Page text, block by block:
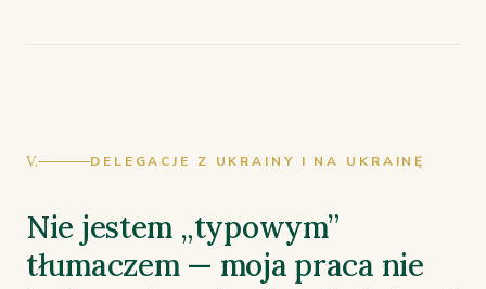
V. DELEGACJE Z UKRAINY I NA UKRAINĘ
Nie jestem „typowym”
tłumaczem — moja praca nie